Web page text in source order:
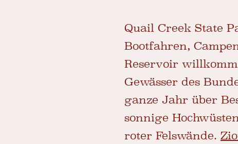
Quail Creek State
Bootfahren,
Reservoir
Gewässer des
ganze Jahr über
sonnige
roter Felswände.